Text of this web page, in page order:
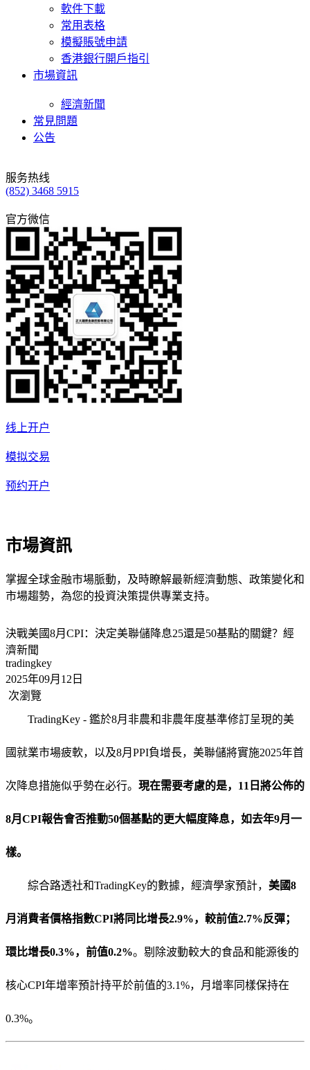
軟件下載
常用表格
模擬賬號申請
香港銀行開戶指引
市場資訊
經濟新聞
常見問題
公告
服务热线
(852) 3468 5915
官方微信
线上开户
模拟交易
预约开户
市場資訊
掌握全球金融市場脈動，及時瞭解最新經濟動態、政策變化和
市場趨勢，為您的投資決策提供專業支持。
決戰美國8月CPI：決定美聯儲降息25還是50基點的關鍵？ 經
濟新聞
tradingkey
2025年09月12日
次瀏覽
TradingKey - 鑑於8月非農和非農年度基準修訂呈現的美
國就業市場疲軟，以及8月PPI負增長，美聯儲將實施2025年首
次降息措施似乎勢在必行。 現在需要考慮的是，11日將公佈的
8月CPI報告會否推動50個基點的更大幅度降息，如去年9月一
樣。
綜合路透社和TradingKey的數據，經濟學家預計， 美國8
月消費者價格指數CPI將同比增長2.9%，較前值2.7%反彈；
環比增長0.3%，前值0.2%。剔除波動較大的食品和能源後的
核心CPI年增率預計持平於前值的3.1%，月增率同樣保持在
0.3%。